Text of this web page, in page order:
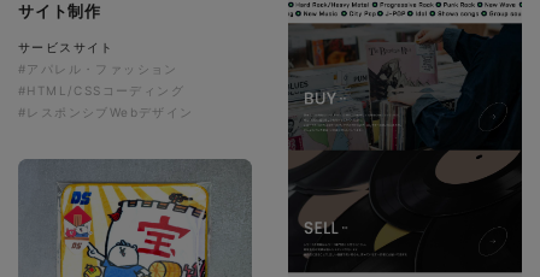
サイト制作
サービスサイト
#アパレル・ファッション
#HTML/CSSコーディング
#レスポンシブWebデザイン